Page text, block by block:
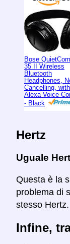
Bose
35 II Wireless
Bluetooth
Headphones,
Cancelling, with
Alexa Voice
- Black
Hertz
Uguale
Questa è la
problema di
stesso Hertz.
Infine,